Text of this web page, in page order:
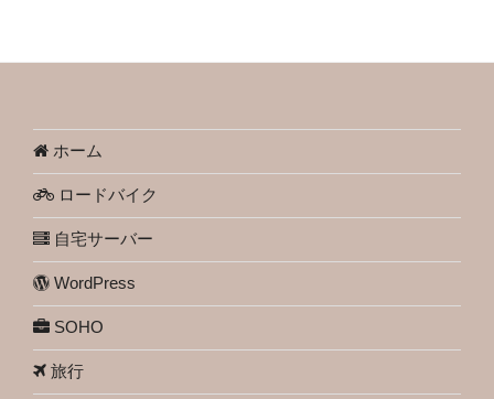
ホーム
ロードバイク
自宅サーバー
WordPress
SOHO
旅行